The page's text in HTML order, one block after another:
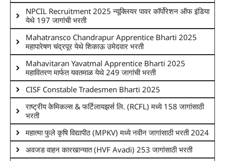
NPCIL Recruitment 2025 न्यूक्लियर पावर कॉर्पोरेशन ऑफ इंडिया
येथे 197 जागांची भरती
Mahatransco Chandrapur Apprentice Bharti 2025
महापारेषण चंद्रपूर येथे शिकाऊ उमेदवार भरती
Mahavitaran Yavatmal Apprentice Bharti 2025
महावितरण मार्फत यवतमाळ येथे 249 जागांची भरती
CISF Constable Tradesmen Bharti 2025
राष्ट्रीय केमिकल्स & फर्टिलायझर्स लि. (RCFL) मध्ये 158 जागांसाठी
भरती
महात्मा फुले कृषि विद्यापीठ (MPKV) मध्ये नवीन जागांसाठी भरती 2024
अवजड वाहन कारखान्यात (HVF Avadi) 253 जागांसाठी भरती